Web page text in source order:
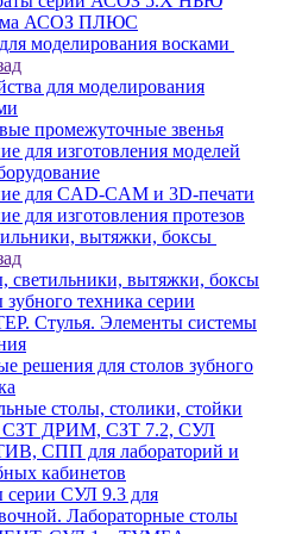
АСОЗ ПЛЮС
моделирования восками
для моделирования
промежуточные звенья
для изготовления моделей
для CAD-CAM и 3D-печати
для изготовления протезов
вытяжки, боксы
светильники, вытяжки, боксы
техника серии
Стулья. Элементы системы
решения для столов зубного
столы, столики, стойки
СЗТ ДРИМ, СЗТ 7.2, СУЛ
СПП для лабораторий и
кабинетов
серии СУЛ 9.3 для
Лабораторные столы